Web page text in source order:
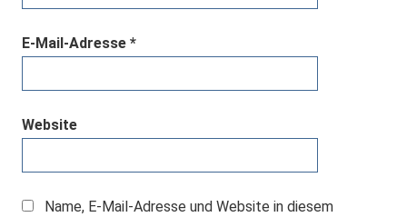
E-Mail-Adresse *
Website
Name, E-Mail-Adresse und Website in diesem